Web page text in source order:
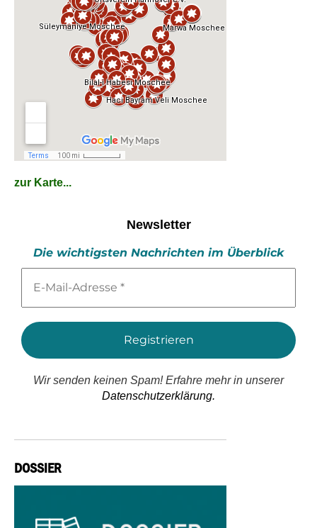
zur Karte...
Newsletter
Die wichtigsten Nachrichten im Überblick
Mail-
*
Wir senden keinen Spam! Erfahre mehr in unserer
Datenschutzerklärung.
DOSSIER